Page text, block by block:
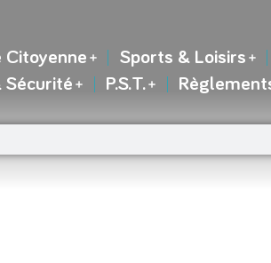
Citoyenne Sports & Loisirs
Sécurité
P.S.T.